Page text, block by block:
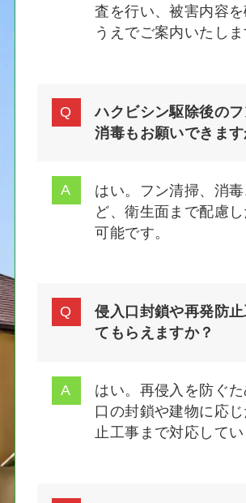
査を行い、被害内容
うえでご案内いたしま
ハクビシン駆除後の
消毒もお願いできます
はい。フン清掃、消
ど、衛生面まで配慮
可能です。
侵入口封鎖や再発防
てもらえますか？
はい。再侵入を防ぐ
口の封鎖や建物に応
止工事まで対応してい